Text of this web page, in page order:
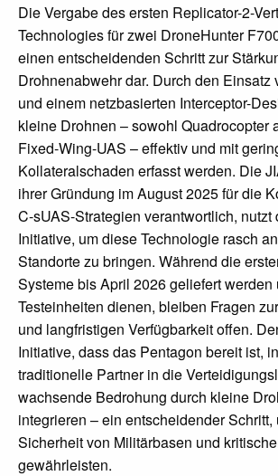
Die Vergabe des ersten Replicator-2-
Technologies für zwei DroneHunter
einen entscheidenden Schritt zur
Drohnenabwehr dar. Durch den Einsatz
und einem netzbasierten Interceptor-
kleine Drohnen – sowohl Quadrocopter
Fixed-Wing-UAS – effektiv und mit
Kollateralschaden erfasst werden. Die
ihrer Gründung im August 2025 für die
C-sUAS-Strategien verantwortlich, nutzt
Initiative, um diese Technologie rasch
Standorte zu bringen. Während die
Systeme bis April 2026 geliefert werden
Testeinheiten dienen, bleiben Fragen
und langfristigen Verfügbarkeit offen.
Initiative, dass das Pentagon bereit ist,
traditionelle Partner in die
wachsende Bedrohung durch kleine
integrieren – ein entscheidender Schritt,
Sicherheit von Militärbasen und
gewährleisten.